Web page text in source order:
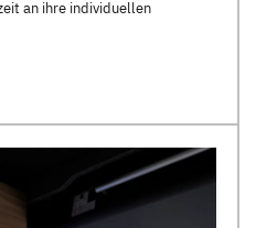
an ihre individuellen